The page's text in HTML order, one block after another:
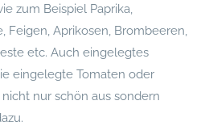
zum Beispiel Paprika,
Feigen, Aprikosen, Brombeeren,
etc. Auch eingelegtes
eingelegte Tomaten oder
nur schön aus sondern